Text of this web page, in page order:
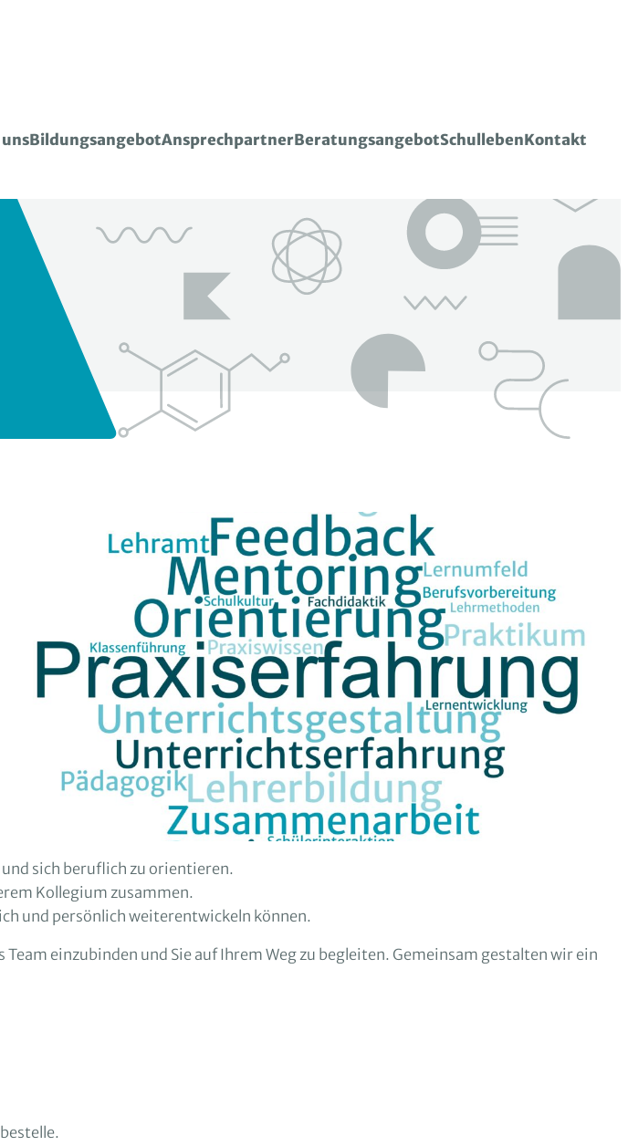
BildungsangebotAnsprechpartnerBeratungsangebotSchullebenKontakt
sich beruflich zu orientieren.
Kollegium zusammen.
und persönlich weiterentwickeln können.
einzubinden und Sie auf Ihrem Weg zu begleiten. Gemeinsam gestalten wir ein